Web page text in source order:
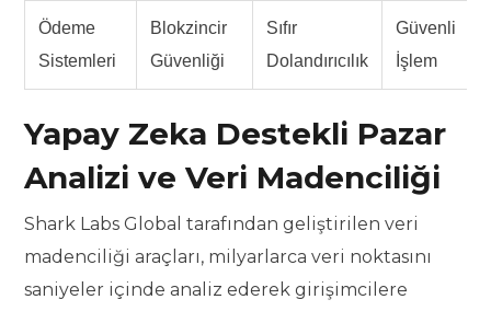
Ödeme
Sistemleri
Blokzincir
Güvenliği
Sıfır
Dolandırıcılık
Güvenli
İşlem
Yapay Zeka Destekli Pazar
Analizi ve Veri Madenciliği
Shark Labs Global tarafından geliştirilen veri
madenciliği araçları, milyarlarca veri noktasını
saniyeler içinde analiz ederek girişimcilere